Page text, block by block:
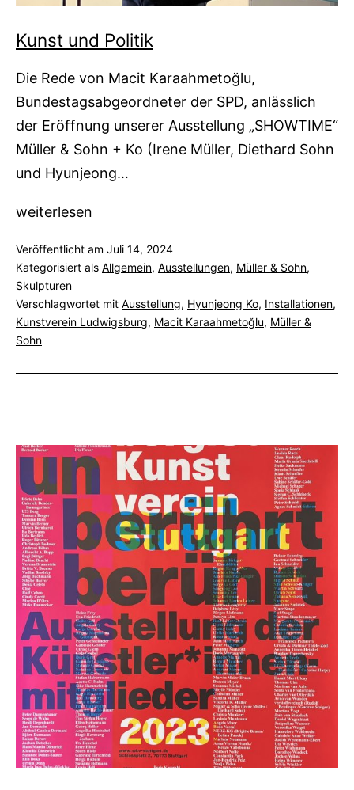
Kunst und Politik
Die Rede von Macit Karaahmetoğlu,
Bundestagsabgeordneter der SPD, anlässlich
der Eröffnung unserer Ausstellung „SHOWTIME“
Müller & Sohn + Ko (Irene Müller, Diethard Sohn
und Hyunjeong…
Kunst
Politik
weiterlesen
Veröffentlicht am Juli 14, 2024
Kategorisiert als Allgemein, Ausstellungen, Müller & Sohn,
Skulpturen
Verschlagwortet mit Ausstellung, Hyunjeong Ko, Installationen,
Kunstverein Ludwigsburg, Macit Karaahmetoğlu, Müller &
Sohn